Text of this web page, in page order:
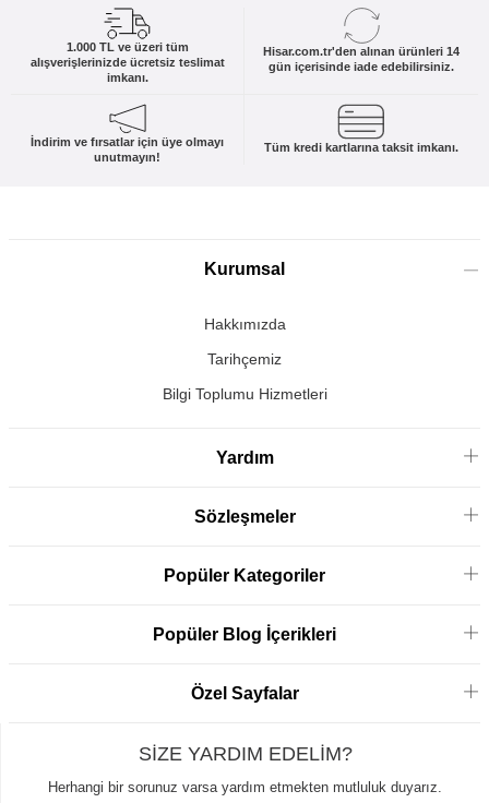
1.000 TL ve üzeri tüm
alışverişlerinizde ücretsiz teslimat
imkanı.
Hisar.com.tr'den alınan ürünleri 14
gün içerisinde iade edebilirsiniz.
İndirim ve fırsatlar için üye olmayı
unutmayın!
Tüm kredi kartlarına taksit imkanı.
Kurumsal
Hakkımızda
Tarihçemiz
Bilgi Toplumu Hizmetleri
Yardım
Sözleşmeler
Popüler Kategoriler
Popüler Blog İçerikleri
Özel Sayfalar
SİZE YARDIM EDELİM?
Herhangi bir sorunuz varsa yardım etmekten mutluluk duyarız.